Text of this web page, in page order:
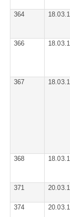
364
366
367
368
371
374